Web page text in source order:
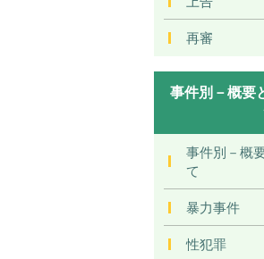
再審
事件別－概要
事件別－概
て
暴力事件
性犯罪